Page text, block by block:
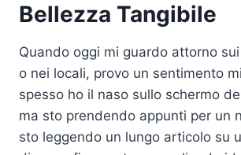
Bellezza Tangibile
Quando oggi mi guardo attorno
o nei locali, provo un sentimento
spesso ho il naso sullo schermo
ma sto prendendo appunti per un
sto leggendo un lungo articolo su